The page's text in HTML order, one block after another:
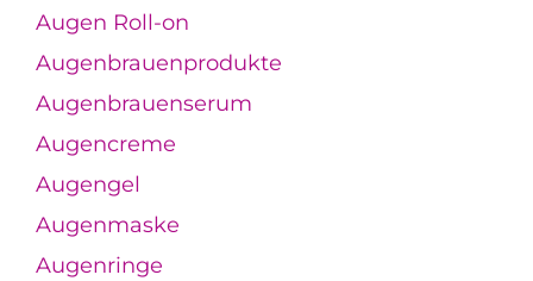
Augen Roll-on
Augenbrauenprodukte
Augenbrauenserum
Augencreme
Augengel
Augenmaske
Augenringe